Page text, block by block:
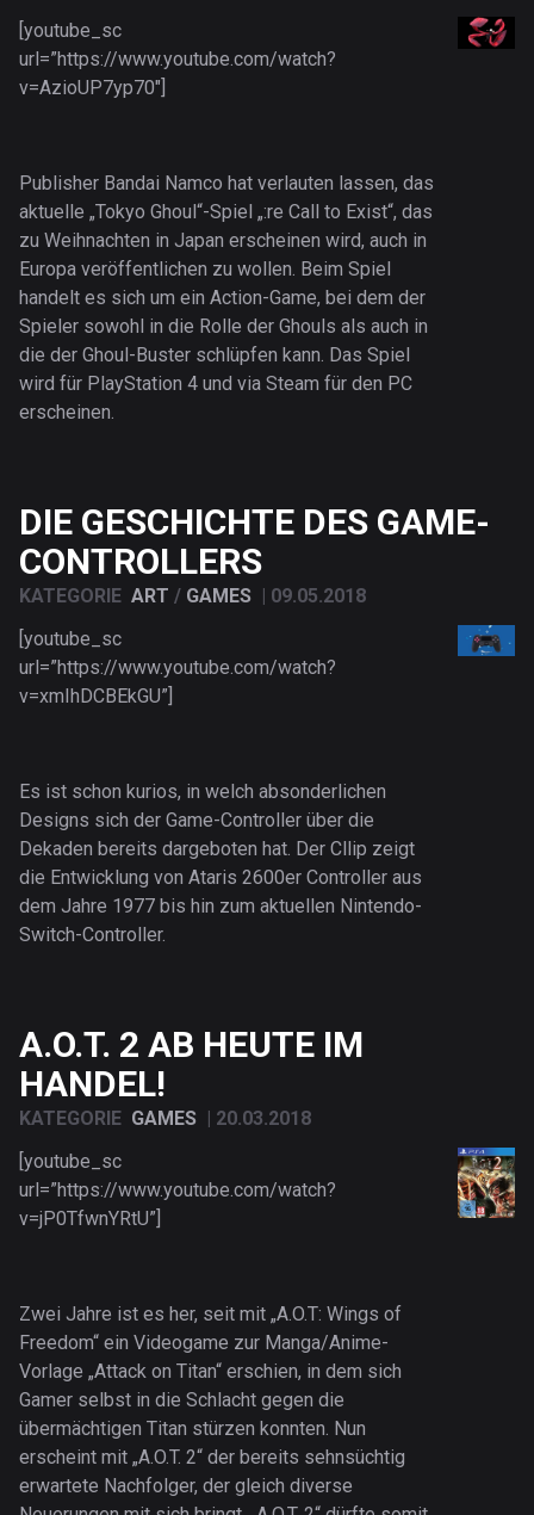
[youtube_sc
url=”https://www.youtube.com/watch?
v=AzioUP7yp70″]
Publisher Bandai Namco hat verlauten lassen, das
aktuelle „Tokyo Ghoul“-Spiel „:re Call to Exist“, das
zu Weihnachten in Japan erscheinen wird, auch in
Europa veröffentlichen zu wollen. Beim Spiel
handelt es sich um ein Action-Game, bei dem der
Spieler sowohl in die Rolle der Ghouls als auch in
die der Ghoul-Buster schlüpfen kann. Das Spiel
wird für PlayStation 4 und via Steam für den PC
erscheinen.
DIE GESCHICHTE DES GAME-
CONTROLLERS
KATEGORIE ART / GAMES | 09.05.2018
[youtube_sc
url=”https://www.youtube.com/watch?
v=xmIhDCBEkGU”]
Es ist schon kurios, in welch absonderlichen
Designs sich der Game-Controller über die
Dekaden bereits dargeboten hat. Der Cllip zeigt
die Entwicklung von Ataris 2600er Controller aus
dem Jahre 1977 bis hin zum aktuellen Nintendo-
Switch-Controller.
A.O.T. 2 AB HEUTE IM
HANDEL!
KATEGORIE GAMES | 20.03.2018
[youtube_sc
url=”https://www.youtube.com/watch?
v=jP0TfwnYRtU”]
Zwei Jahre ist es her, seit mit „A.O.T: Wings of
Freedom“ ein Videogame zur Manga/Anime-
Vorlage „Attack on Titan“ erschien, in dem sich
Gamer selbst in die Schlacht gegen die
übermächtigen Titan stürzen konnten. Nun
erscheint mit „A.O.T. 2“ der bereits sehnsüchtig
erwartete Nachfolger, der gleich diverse